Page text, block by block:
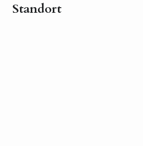
und Familienhäusern in der Nähe
Standort